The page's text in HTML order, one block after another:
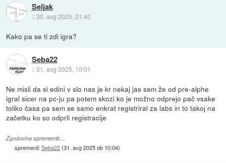
Seljak
::30. avg 2025, 21:40
Kako pa se ti zdi igra?
Seba22
::31. avg 2025, 10:01
Ne misli da si edini v slo nas je kr nekaj jas sem že od pre-alphe
igral sicer na pc-ju pa potem skozi ko je možno odprejo pač vsake
toliko časa pa sem se samo enkrat registriral za labs in to takoj na
začetku ko so odprli registracije
Zgodovina sprememb…
spremenil:Seba22(31. avg 2025 ob 10:04)